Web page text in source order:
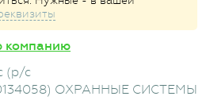
компанию
(р/с
ОХРАННЫЕ СИСТЕМЫ